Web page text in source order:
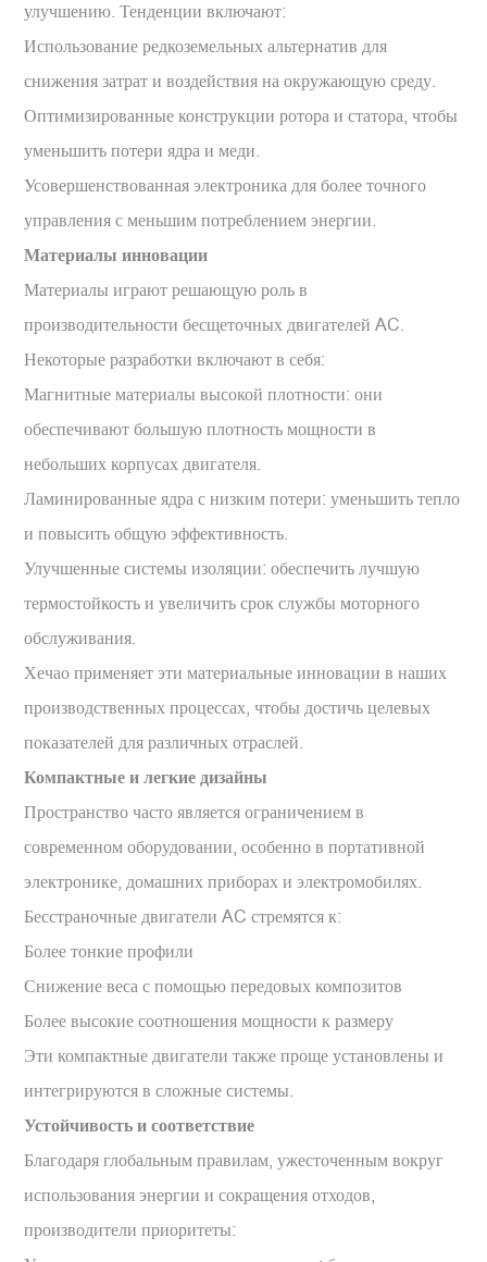
улучшению. Тенденции включают:
Использование редкоземельных альтернатив для
снижения затрат и воздействия на окружающую среду.
Оптимизированные конструкции ротора и статора, чтобы
уменьшить потери ядра и меди.
Усовершенствованная электроника для более точного
управления с меньшим потреблением энергии.
Материалы инновации
Материалы играют решающую роль в
производительности бесщеточных двигателей AC.
Некоторые разработки включают в себя:
Магнитные материалы высокой плотности: они
обеспечивают большую плотность мощности в
небольших корпусах двигателя.
Ламинированные ядра с низким потери: уменьшить тепло
и повысить общую эффективность.
Улучшенные системы изоляции: обеспечить лучшую
термостойкость и увеличить срок службы моторного
обслуживания.
Хечао применяет эти материальные инновации в наших
производственных процессах, чтобы достичь целевых
показателей для различных отраслей.
Компактные и легкие дизайны
Пространство часто является ограничением в
современном оборудовании, особенно в портативной
электронике, домашних приборах и электромобилях.
Бесстраночные двигатели AC стремятся к:
Более тонкие профили
Снижение веса с помощью передовых композитов
Более высокие соотношения мощности к размеру
Эти компактные двигатели также проще установлены и
интегрируются в сложные системы.
Устойчивость и соответствие
Благодаря глобальным правилам, ужесточенным вокруг
использования энергии и сокращения отходов,
производители приоритеты: